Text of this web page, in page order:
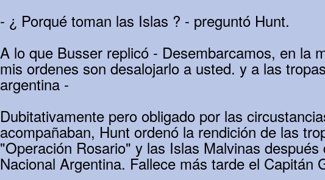
- ¿ Porqué toman las Islas ? - preguntó Hunt.
A lo que Busser replicó - Desembarcamos, en la
mis ordenes son desalojarlo a usted. y a las
argentina -
Dubitativamente pero obligado por las
acompañaban, Hunt ordenó la rendición de las
"Operación Rosario" y las Islas Malvinas
Nacional Argentina. Fallece más tarde el